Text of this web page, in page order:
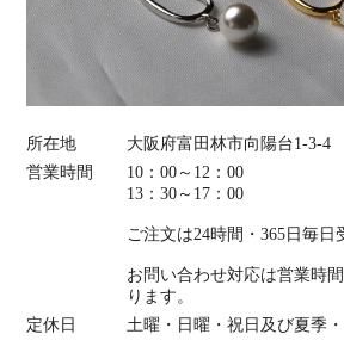
所在地
大阪府富田林市向陽台1-3-4
営業時間
10：00～12：00
13：30～17：00
ご注文は24時間・365日毎日
お問い合わせ対応は営業時
ります。
定休日
土曜・日曜・祝日及び夏季